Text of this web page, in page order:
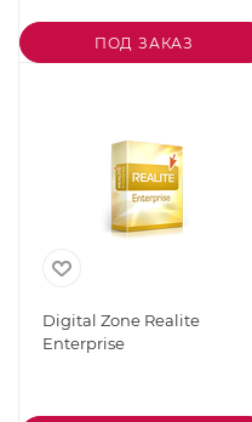
ПОД ЗАКАЗ
Digital Zone Realite
Enterprise